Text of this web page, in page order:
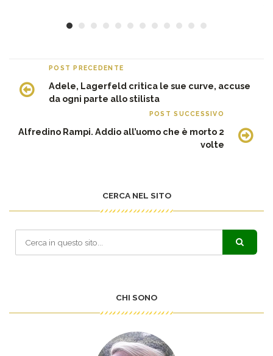
POST PRECEDENTE
Adele, Lagerfeld critica le sue curve, accuse
da ogni parte allo stilista
POST SUCCESSIVO
Alfredino Rampi. Addio all’uomo che è morto 2
volte
CERCA NEL SITO
CHI SONO